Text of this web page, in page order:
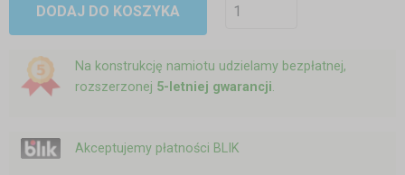
DODAJ DO KOSZYKA
Na konstrukcję namiotu udzielamy bezpłatnej,
rozszerzonej 5-letniej gwarancji.
Akceptujemy płatności BLIK